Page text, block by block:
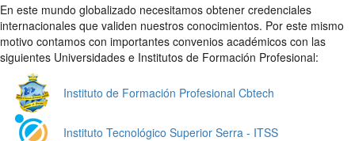
En este mundo globalizado necesitamos obtener credenciales
internacionales que validen nuestros conocimientos. Por este mismo
motivo contamos con importantes convenios académicos con las
siguientes Universidades e Institutos de Formación Profesional:
Instituto de Formación Profesional Cbtech
Instituto Tecnológico Superior Serra - ITSS